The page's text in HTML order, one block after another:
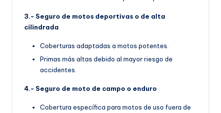
3.- Seguro de motos deportivas o de alta
cilindrada
Coberturas adaptadas a motos potentes.
Primas más altas debido al mayor riesgo de
accidentes.
4.- Seguro de moto de campo o enduro
Cobertura específica para motos de uso fuera de